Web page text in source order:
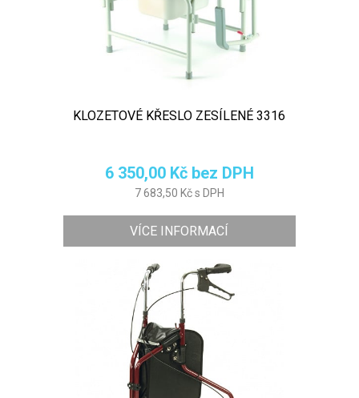
KLOZETOVÉ KŘESLO ZESÍLENÉ 3316
6 350,00 Kč bez DPH
7 683,50 Kč s DPH
VÍCE INFORMACÍ